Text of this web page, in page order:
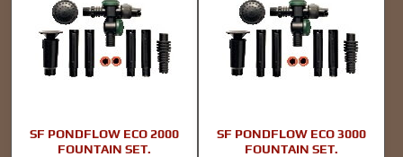
SF PONDFLOW ECO 2000
FOUNTAIN SET.
SF PONDFLOW ECO 3000
FOUNTAIN SET.